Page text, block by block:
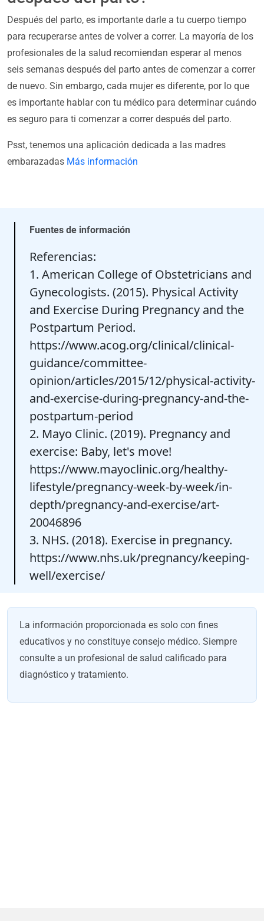
Después del parto, es importante darle a tu cuerpo tiempo
para recuperarse antes de volver a correr. La mayoría de los
profesionales de la salud recomiendan esperar al menos
seis semanas después del parto antes de comenzar a correr
de nuevo. Sin embargo, cada mujer es diferente, por lo que
es importante hablar con tu médico para determinar cuándo
es seguro para ti comenzar a correr después del parto.
Psst, tenemos una aplicación dedicada a las madres
embarazadas Más información
Fuentes de información
Referencias:
1. American College of Obstetricians and
Gynecologists. (2015). Physical Activity
and Exercise During Pregnancy and the
Postpartum Period.
https://www.acog.org/clinical/clinical-
guidance/committee-
opinion/articles/2015/12/physical-activity-
and-exercise-during-pregnancy-and-the-
postpartum-period
2. Mayo Clinic. (2019). Pregnancy and
exercise: Baby, let's move!
https://www.mayoclinic.org/healthy-
lifestyle/pregnancy-week-by-week/in-
depth/pregnancy-and-exercise/art-
20046896
3. NHS. (2018). Exercise in pregnancy.
https://www.nhs.uk/pregnancy/keeping-
well/exercise/
La información proporcionada es solo con fines
educativos y no constituye consejo médico. Siempre
consulte a un profesional de salud calificado para
diagnóstico y tratamiento.